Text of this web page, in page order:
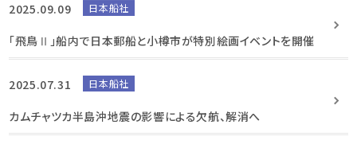
2025.09.09 日本船社
「飛鳥Ⅱ」船内で日本郵船と小樽市が特別絵画イベントを開催
2025.07.31 日本船社
カムチャツカ半島沖地震の影響による欠航、解消へ